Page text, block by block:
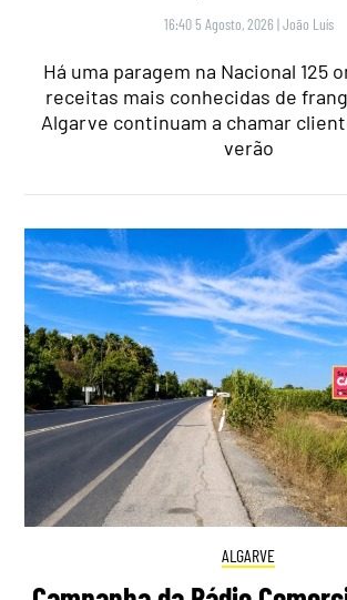
16:40 5 Agosto, 2026 |João Luís
Há uma paragem na Nacional 125
receitas mais conhecidas de
Algarve continuam a chamar
verão
ALGARVE